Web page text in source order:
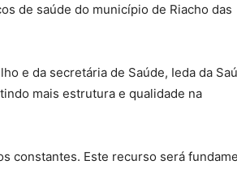
de saúde do município de Riacho das
e da secretária de Saúde, Ieda da
mais estrutura e qualidade na
constantes. Este recurso será